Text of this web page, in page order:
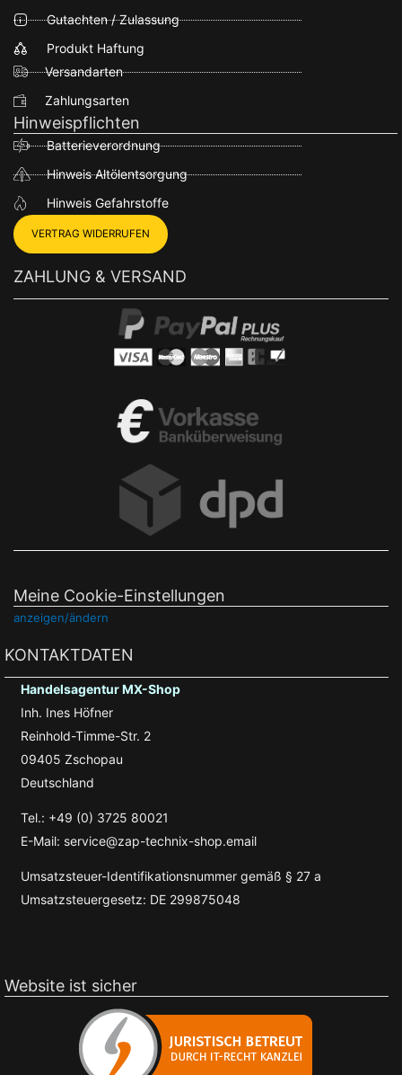
Gutachten / Zulassung
Produkt Haftung
Versandarten
Zahlungsarten
Hinweispflichten
Batterieverordnung
Hinweis Altölentsorgung
Hinweis Gefahrstoffe
VERTRAG WIDERRUFEN
ZAHLUNG & VERSAND
Meine Cookie-Einstellungen
anzeigen/ändern
KONTAKTDATEN
Handelsagentur MX-Shop
Inh. Ines Höfner
Reinhold-Timme-Str. 2
09405 Zschopau
Deutschland
Tel.: +49 (0) 3725 80021
E-Mail: service@zap-technix-shop.email
Umsatzsteuer-Identifikationsnummer gemäß § 27 a
Umsatzsteuergesetz: DE 299875048
Website ist sicher